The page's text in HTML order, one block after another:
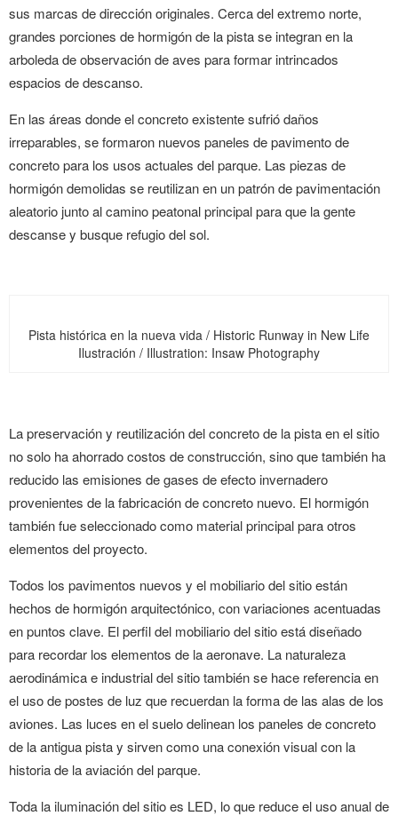
sus marcas de dirección originales. Cerca del extremo norte,
grandes porciones de hormigón de la pista se integran en la
arboleda de observación de aves para formar intrincados
espacios de descanso.
En las áreas donde el concreto existente sufrió daños
irreparables, se formaron nuevos paneles de pavimento de
concreto para los usos actuales del parque. Las piezas de
hormigón demolidas se reutilizan en un patrón de pavimentación
aleatorio junto al camino peatonal principal para que la gente
descanse y busque refugio del sol.
Pista histórica en la nueva vida / Historic Runway in New Life
Ilustración / Illustration: Insaw Photography
La preservación y reutilización del concreto de la pista en el sitio
no solo ha ahorrado costos de construcción, sino que también ha
reducido las emisiones de gases de efecto invernadero
provenientes de la fabricación de concreto nuevo. El hormigón
también fue seleccionado como material principal para otros
elementos del proyecto.
Todos los pavimentos nuevos y el mobiliario del sitio están
hechos de hormigón arquitectónico, con variaciones acentuadas
en puntos clave. El perfil del mobiliario del sitio está diseñado
para recordar los elementos de la aeronave. La naturaleza
aerodinámica e industrial del sitio también se hace referencia en
el uso de postes de luz que recuerdan la forma de las alas de los
aviones. Las luces en el suelo delinean los paneles de concreto
de la antigua pista y sirven como una conexión visual con la
historia de la aviación del parque.
Toda la iluminación del sitio es LED, lo que reduce el uso anual de